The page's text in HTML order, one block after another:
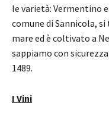
le varietà: Vermentino
comune di Sannicola,
mare ed è coltivato a
sappiamo con
1489.
I Vini